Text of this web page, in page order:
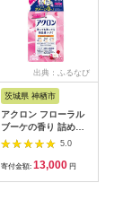
出典：ふるなび
茨城県 神栖市
アクロン フローラル
ブーケの香り 詰め替
え用12袋 セット おし
5.0
寄付金額: 13,000 円